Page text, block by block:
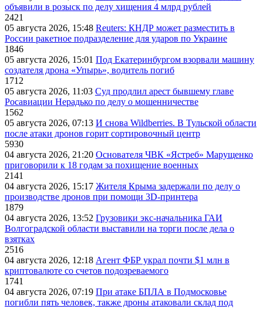
объявили в розыск по делу хищения 4 млрд рублей
2421
05 августа 2026, 15:48 Reuters: КНДР может разместить в
России ракетное подразделение для ударов по Украине
1846
05 августа 2026, 15:01 Под Екатеринбургом взорвали машину
создателя дрона «Упырь», водитель погиб
1712
05 августа 2026, 11:03 Суд продлил арест бывшему главе
Росавиации Нерадько по делу о мошенничестве
1562
05 августа 2026, 07:13 И снова Wildberries. В Тульской области
после атаки дронов горит сортировочный центр
5930
04 августа 2026, 21:20 Основателя ЧВК «Ястреб» Марущенко
приговорили к 18 годам за похищение военных
2141
04 августа 2026, 15:17 Жителя Крыма задержали по делу о
производстве дронов при помощи 3D‑принтера
1879
04 августа 2026, 13:52 Грузовики экс-начальника ГАИ
Волгоградской области выставили на торги после дела о
взятках
2516
04 августа 2026, 12:18 Агент ФБР украл почти $1 млн в
криптовалюте со счетов подозреваемого
1741
04 августа 2026, 07:19 При атаке БПЛА в Подмосковье
погибли пять человек, также дроны атаковали склад под